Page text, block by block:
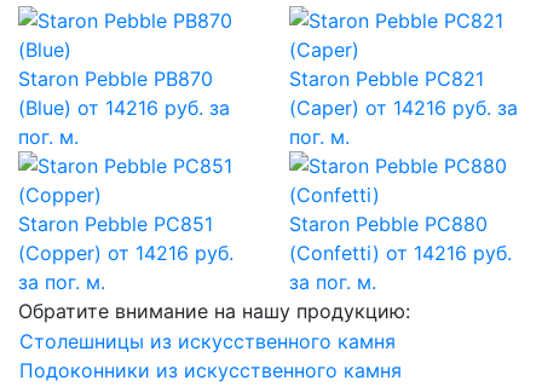
Staron Pebble PB870
(Blue) от 14216 руб. за
пог. м.
Staron Pebble PC821
(Caper) от 14216 руб. за
пог. м.
Staron Pebble PC851
(Copper) от 14216 руб.
за пог. м.
Staron Pebble PC880
(Confetti) от 14216 руб.
за пог. м.
Обратите внимание на нашу продукцию:
Столешницы из искусственного камня
Подоконники из искусственного камня